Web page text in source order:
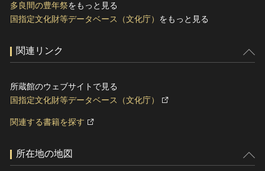
多良間の豊年祭をもっと見る
国指定文化財等データベース（文化庁） をもっと見る
関連リンク
所蔵館のウェブサイトで見る
国指定文化財等データベース（文化庁）
関連する書籍を探す
所在地の地図